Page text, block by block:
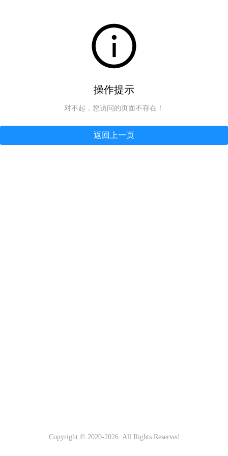
操作提示
对不起，您访问的页面不存在！
返回上一页
Copyright © 2020-2026. All Rights Reserved